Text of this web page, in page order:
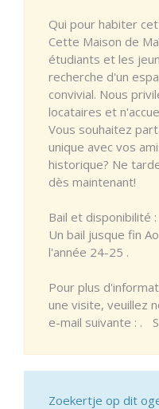
Qui pour habiter
Cette Maison de
étudiants et les
recherche d'un
convivial. Nous
locataires et
Vous souhaitez
unique avec vos
historique? Ne
dès maintenant!
Bail et disponibilité :
Un bail jusque fin
l'année 24-25 .
Pour plus
une visite, veuillez
e-mail suivante : .
Zoekertje op dit